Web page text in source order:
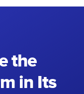
the
in Its